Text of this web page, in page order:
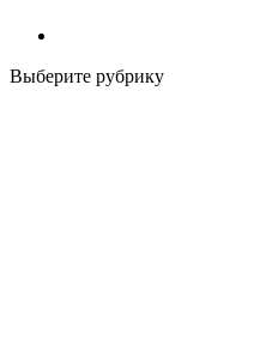
Выберите рубрику